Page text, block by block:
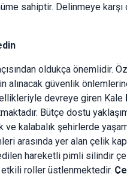
sahiptir. Delinmeye
oldukça önemlidir.
alınacak güvenlik
devreye giren Kale
Bütçe dostu
kalabalık şehirlerde
arasında yer alan çelik
hareketli pimli silindir
etkili roller üstlenmektedir.